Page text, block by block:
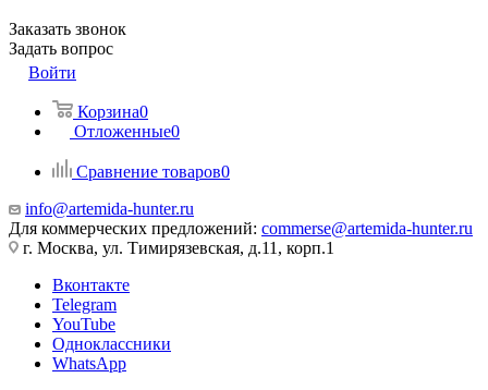
Заказать звонок
Задать вопрос
Войти
Корзина0
Отложенные0
Сравнение товаров0
info@artemida-hunter.ru
Для коммерческих предложений: commerse@artemida-hunter.ru
г. Москва, ул. Тимирязевская, д.11, корп.1
Вконтакте
Telegram
YouTube
Одноклассники
WhatsApp